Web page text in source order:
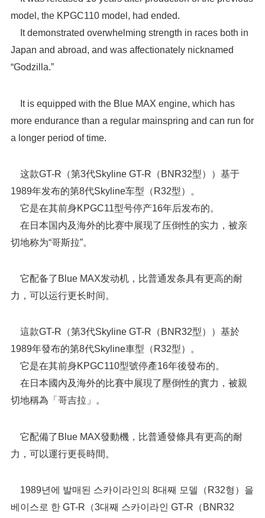
model, the KPGC110 model, had ended.
It demonstrated overwhelming strength in races both in
Japan and abroad, and was affectionately nicknamed
“Godzilla.”
It is equipped with the Blue MAX engine, which has
more endurance than a regular mainspring and can run for
a longer period of time.
这款GT-R（第3代Skyline GT-R（BNR32型））基于
1989年发布的第8代Skyline车型（R32型）。
它是在其前身KPGC11型号停产16年后发布的。
在日本国内及海外的比赛中展现了压倒性的实力，被亲
切地称为“哥斯拉”。
它配备了Blue MAX发动机，比普通发条具有更高的耐
力，可以运行更长时间。
這款GT-R（第3代Skyline GT-R（BNR32型））基於
1989年發布的第8代Skyline車型（R32型）。
它是在其前身KPGC110型號停產16年後發布的。
在日本國內及海外的比賽中展現了壓倒性的實力，被親
切地稱為「哥吉拉」。
它配備了Blue MAX發動機，比普通發條具有更高的耐
力，可以運行更長時間。
1989년에 발매된 스카이라인의 8대째 모델（R32형）을
베이스로 한 GT-R（3대째 스카이라인 GT-R（BNR32